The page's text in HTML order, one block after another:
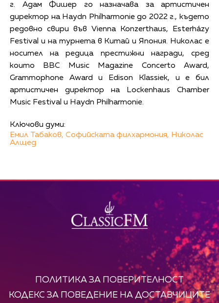
г. Адам Фишер го назначава за артистичен
директор на Haydn Philharmonie до 2022 г., където
редовно свири във Vienna Konzerthaus, Esterházy
Festival и на турнета в Китай и Япония. Николас е
носител на редица престижни награди, сред
които BBC Music Magazine Concerto Award,
Grammophone Award и Edison Klassiek, и е бил
артистичен директор на Lockenhaus Chamber
Music Festival и Haydn Philharmonie.
Ключови думи:
Емил Табаков, Софийската филхармония, Николас
Алщед
ПОЛИТИКА ЗА ПОВЕРИТЕЛНОСТ
КОДЕКС ЗА ПОВЕДЕНИЕ НА ДОСТАВЧИЦИТЕ